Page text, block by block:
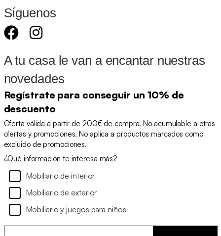
Síguenos
A tu casa le van a encantar nuestras
novedades
Regístrate para conseguir un 10% de
descuento
Oferta válida a partir de 200€ de compra. No acumulable a otras
ofertas y promociones. No aplica a productos marcados como
excluido de promociones.
¿Qué información te interesa más?
Mobiliario de interior
Mobiliario de exterior
Mobiliario y juegos para niños